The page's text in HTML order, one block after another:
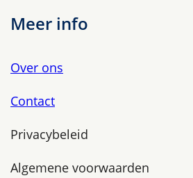
Meer info
Over ons
Contact
Privacybeleid
Algemene voorwaarden